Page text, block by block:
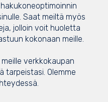
Saat meiltä myös
jolloin voit huoletta
kokonaan meille.
verkkokaupan
tarpeistasi. Olemme